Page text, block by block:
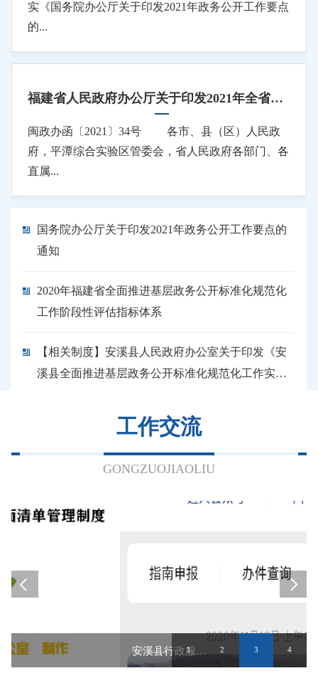
实《国务院办公厅关于印发2021年政务公开工作要点
的...
福建省人民政府办公厅关于印发2021年全省政务公开工作主要任务分解表的通知
闽政办函〔2021〕34号 各市、县（区）人民政
府，平潭综合实验区管委会，省人民政府各部门、各
直属...
国务院办公厅关于印发2021年政务公开工作要点的
通知
2020年福建省全面推进基层政务公开标准化规范化
工作阶段性评估指标体系
【相关制度】安溪县人民政府办公室关于印发《安
溪县全面推进基层政务公开标准化规范化工作实施
工作交流
GONGZUOJIAOLIU
1 2 3 4